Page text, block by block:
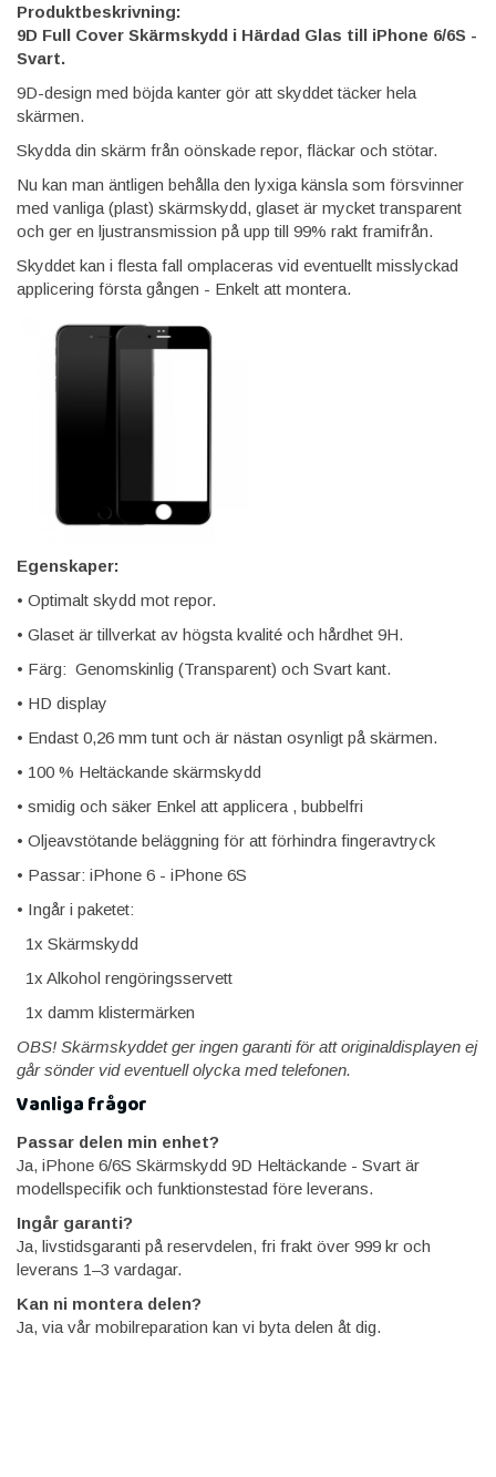
Produktbeskrivning:
9D Full Cover Skärmskydd i Härdad Glas till iPhone 6/6S -
Svart.​
9D-design med böjda kanter gör att skyddet täcker hela
skärmen.
Skydda din skärm från oönskade repor, fläckar och stötar.
Nu kan man äntligen behålla den lyxiga känsla som försvinner
med vanliga (plast) skärmskydd, glaset är mycket transparent
och ger en ljustransmission på upp till 99% rakt framifrån.
Skyddet kan i flesta fall omplaceras vid eventuellt misslyckad
applicering första gången - Enkelt att montera.
Egenskaper:
• Optimalt skydd mot repor.
• Glaset är tillverkat av högsta kvalité och hårdhet 9H.
• Färg: Genomskinlig (Transparent) och Svart kant.
• HD display
• Endast 0,26 mm tunt och är nästan osynligt på skärmen.
• 100 % Heltäckande skärmskydd
• smidig och säker Enkel att applicera , bubbelfri
• Oljeavstötande beläggning för att förhindra fingeravtryck
• Passar: iPhone 6 - iPhone 6S
• Ingår i paketet:
1x Skärmskydd
1x Alkohol rengöringsservett
1x damm klistermärken
OBS! Skärmskyddet ger ingen garanti för att originaldisplayen ej
går sönder vid eventuell olycka med telefonen.
Vanliga frågor
Passar delen min enhet?
Ja, iPhone 6/6S Skärmskydd 9D Heltäckande - Svart är
modellspecifik och funktionstestad före leverans.
Ingår garanti?
Ja, livstidsgaranti på reservdelen, fri frakt över 999 kr och
leverans 1–3 vardagar.
Kan ni montera delen?
Ja, via vår mobilreparation kan vi byta delen åt dig.